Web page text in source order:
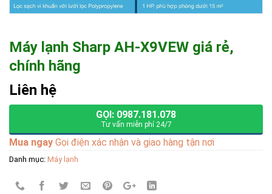
Máy lạnh Sharp AH-X9VEW giá rẻ,
chính hãng
Liên hệ
GỌI: 0987.181.078
Tư vấn miễn phí 24/7
Mua ngay Gọi điện xác nhận và giao hàng tận nơi
Danh mục: Máy lạnh